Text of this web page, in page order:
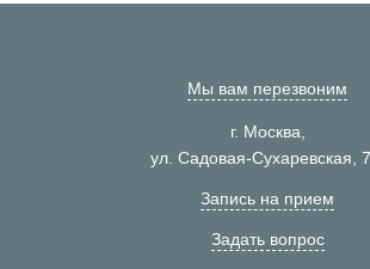
Мы вам перезвоним
г. Москва,
ул. Садовая-Сухаревская,
Запись на прием
Задать вопрос